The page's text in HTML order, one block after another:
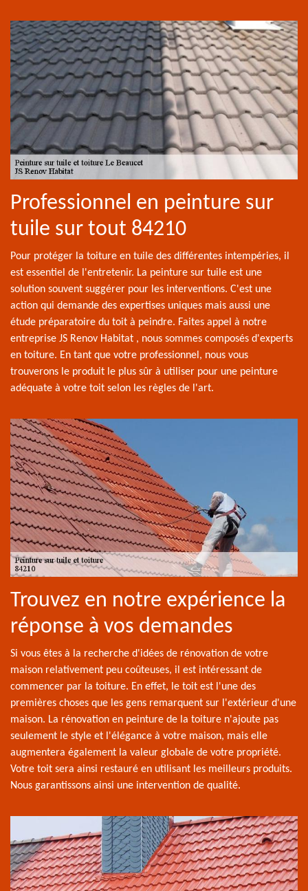
Professionnel en peinture sur
tuile sur tout 84210
Pour protéger la toiture en tuile des différentes intempéries, il
est essentiel de l'entretenir. La peinture sur tuile est une
solution souvent suggérer pour les interventions. C'est une
action qui demande des expertises uniques mais aussi une
étude préparatoire du toit à peindre. Faites appel à notre
entreprise JS Renov Habitat , nous sommes composés d'experts
en toiture. En tant que votre professionnel, nous vous
trouverons le produit le plus sûr à utiliser pour une peinture
adéquate à votre toit selon les règles de l'art.
Trouvez en notre expérience la
réponse à vos demandes
Si vous êtes à la recherche d'idées de rénovation de votre
maison relativement peu coûteuses, il est intéressant de
commencer par la toiture. En effet, le toit est l'une des
premières choses que les gens remarquent sur l'extérieur d'une
maison. La rénovation en peinture de la toiture n'ajoute pas
seulement le style et l'élégance à votre maison, mais elle
augmentera également la valeur globale de votre propriété.
Votre toit sera ainsi restauré en utilisant les meilleurs produits.
Nous garantissons ainsi une intervention de qualité.